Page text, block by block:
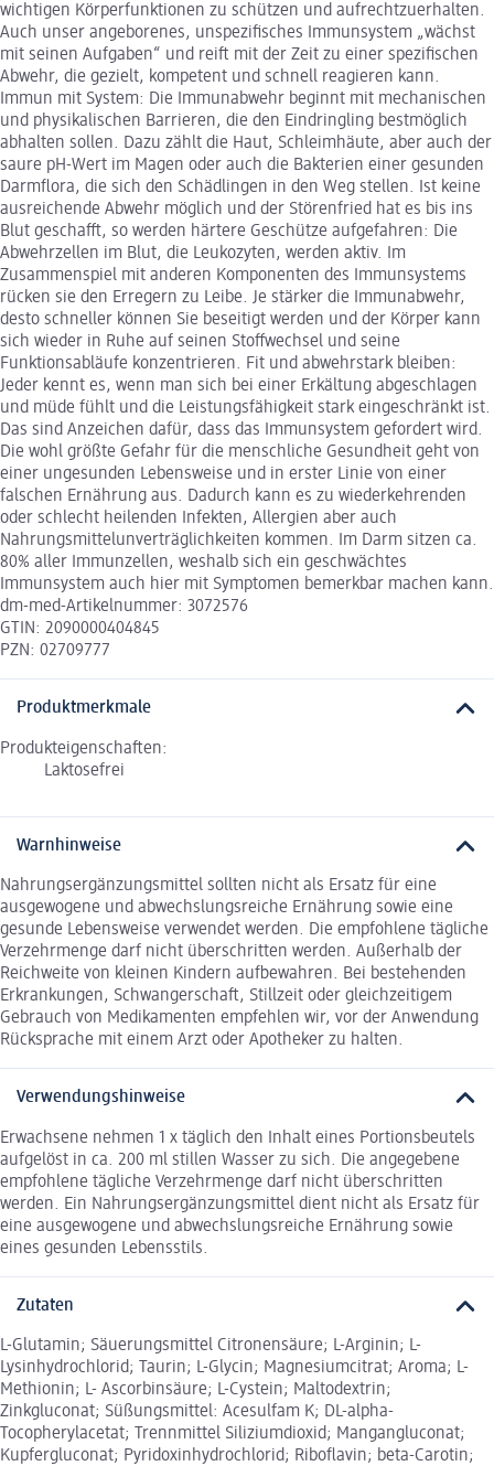
wichtigen Körperfunktionen zu schützen und aufrechtzuerhalten.
Auch unser angeborenes, unspezifisches Immunsystem „wächst
mit seinen Aufgaben“ und reift mit der Zeit zu einer spezifischen
Abwehr, die gezielt, kompetent und schnell reagieren kann.
Immun mit System: Die Immunabwehr beginnt mit mechanischen
und physikalischen Barrieren, die den Eindringling bestmöglich
abhalten sollen. Dazu zählt die Haut, Schleimhäute, aber auch der
saure pH-Wert im Magen oder auch die Bakterien einer gesunden
Darmflora, die sich den Schädlingen in den Weg stellen. Ist keine
ausreichende Abwehr möglich und der Störenfried hat es bis ins
Blut geschafft, so werden härtere Geschütze aufgefahren: Die
Abwehrzellen im Blut, die Leukozyten, werden aktiv. Im
Zusammenspiel mit anderen Komponenten des Immunsystems
rücken sie den Erregern zu Leibe. Je stärker die Immunabwehr,
desto schneller können Sie beseitigt werden und der Körper kann
sich wieder in Ruhe auf seinen Stoffwechsel und seine
Funktionsabläufe konzentrieren. Fit und abwehrstark bleiben:
Jeder kennt es, wenn man sich bei einer Erkältung abgeschlagen
und müde fühlt und die Leistungsfähigkeit stark eingeschränkt ist.
Das sind Anzeichen dafür, dass das Immunsystem gefordert wird.
Die wohl größte Gefahr für die menschliche Gesundheit geht von
einer ungesunden Lebensweise und in erster Linie von einer
falschen Ernährung aus. Dadurch kann es zu wiederkehrenden
oder schlecht heilenden Infekten, Allergien aber auch
Nahrungsmittelunverträglichkeiten kommen. Im Darm sitzen ca.
80% aller Immunzellen, weshalb sich ein geschwächtes
Immunsystem auch hier mit Symptomen bemerkbar machen kann.
dm-med-Artikelnummer: 3072576
GTIN: 2090000404845
PZN: 02709777
Produktmerkmale
Produkteigenschaften:
Laktosefrei
Warnhinweise
Nahrungsergänzungsmittel sollten nicht als Ersatz für eine
ausgewogene und abwechslungsreiche Ernährung sowie eine
gesunde Lebensweise verwendet werden. Die empfohlene tägliche
Verzehrmenge darf nicht überschritten werden. Außerhalb der
Reichweite von kleinen Kindern aufbewahren. Bei bestehenden
Erkrankungen, Schwangerschaft, Stillzeit oder gleichzeitigem
Gebrauch von Medikamenten empfehlen wir, vor der Anwendung
Rücksprache mit einem Arzt oder Apotheker zu halten.
Verwendungshinweise
Erwachsene nehmen 1 x täglich den Inhalt eines Portionsbeutels
aufgelöst in ca. 200 ml stillen Wasser zu sich. Die angegebene
empfohlene tägliche Verzehrmenge darf nicht überschritten
werden. Ein Nahrungsergänzungsmittel dient nicht als Ersatz für
eine ausgewogene und abwechslungsreiche Ernährung sowie
eines gesunden Lebensstils.
Zutaten
L-Glutamin; Säuerungsmittel Citronensäure; L-Arginin; L-
Lysinhydrochlorid; Taurin; L-Glycin; Magnesiumcitrat; Aroma; L-
Methionin; L- Ascorbinsäure; L-Cystein; Maltodextrin;
Zinkgluconat; Süßungsmittel: Acesulfam K; DL-alpha-
Tocopherylacetat; Trennmittel Siliziumdioxid; Mangangluconat;
Kupfergluconat; Pyridoxinhydrochlorid; Riboflavin; beta-Carotin;